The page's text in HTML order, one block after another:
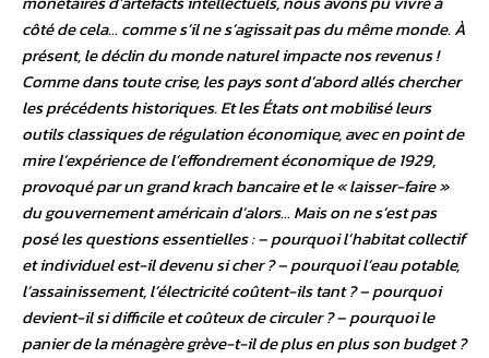
côté de cela… comme s’il ne s’agissait pas du même monde. À
présent, le déclin du monde naturel impacte nos revenus !
Comme dans toute crise, les pays sont d’abord allés chercher
les précédents historiques. Et les États ont mobilisé leurs
outils classiques de régulation économique, avec en point de
mire l’expérience de l’effondrement économique de 1929,
provoqué par un grand krach bancaire et le « laisser-faire »
du gouvernement américain d’alors… Mais on ne s’est pas
posé les questions essentielles : – pourquoi l’habitat collectif
et individuel est-il devenu si cher ? – pourquoi l’eau potable,
l’assainissement, l’électricité coûtent-ils tant ? – pourquoi
devient-il si difficile et coûteux de circuler ? – pourquoi le
panier de la ménagère grève-t-il de plus en plus son budget ?